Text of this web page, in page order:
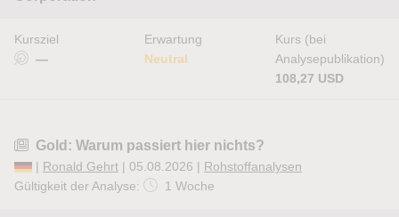
Kursziel
—
Erwartung
Neutral
Kurs (bei
Analysepublikation)
108,27 USD
Gold: Warum passiert hier nichts?
| Ronald Gehrt | 05.08.2026 | Rohstoffanalysen
Gültigkeit der Analyse:
1 Woche